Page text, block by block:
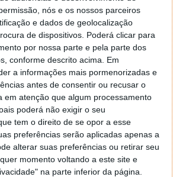
nós e os nossos parceiros
e dados de geolocalização
de dispositivos. Poderá clicar para
por nossa parte e pela parte dos
conforme descrito acima. Em
a informações mais pormenorizadas e
antes de consentir ou recusar o
em atenção que algum processamento
poderá não exigir o seu
tem o direito de se opor a esse
preferências serão aplicadas apenas a
alterar suas preferências ou retirar seu
momento voltando a este site e
na parte inferior da página.
a procura contínua e lenta do
uma grande onda de
em toda a cadeia de
canais a reduzir os níveis de
as operações. Para manter um
de vendas, os fornecedores
técnicas de produção cautelosas,
negativo de longo prazo no
da cadeia de
componentes.